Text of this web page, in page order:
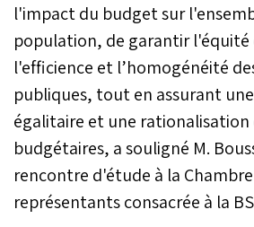
l'impact du budget sur
population, de garantir
l'efficience et l’homogénéité
publiques, tout en assurant
égalitaire et une rationalisation
budgétaires, a souligné M.
rencontre d'étude à la
représentants consacrée à la